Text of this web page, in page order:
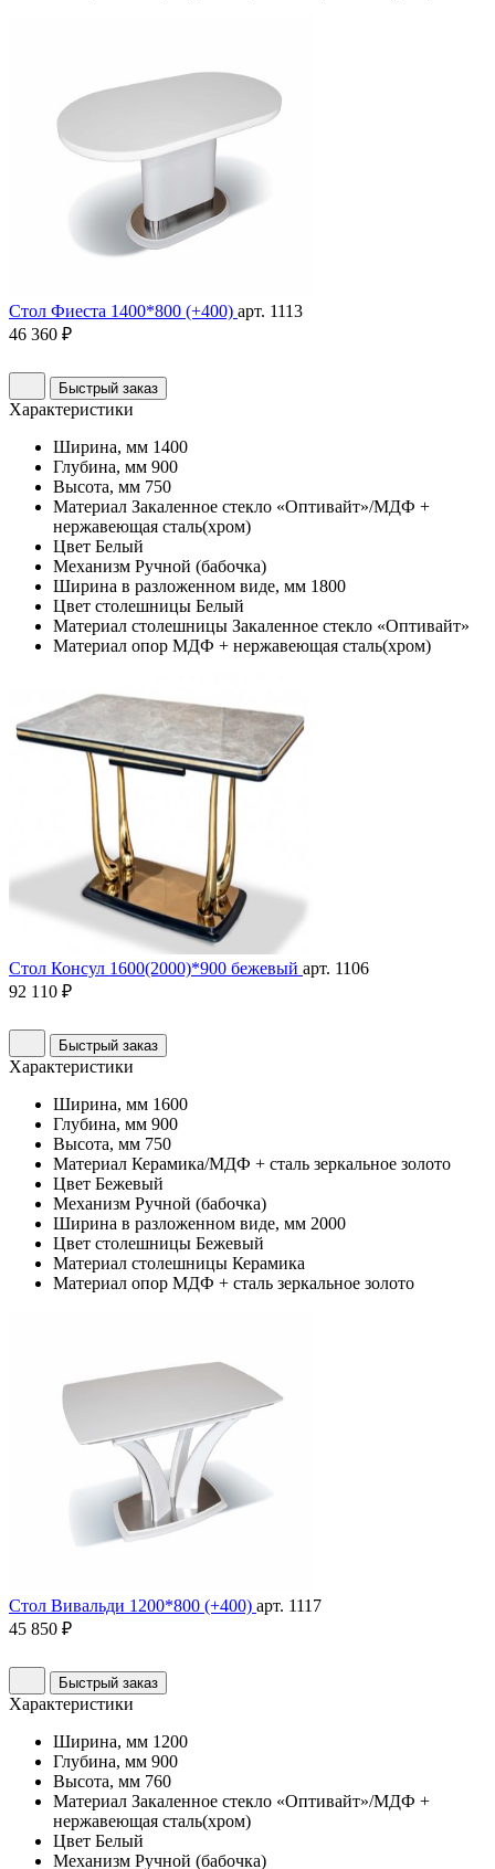
Стол Фиеста 1400*800 (+400) арт. 1113
46 360 ₽
Быстрый заказ
Характеристики
Ширина, мм 1400
Глубина, мм 900
Высота, мм 750
Материал Закаленное стекло «Оптивайт»/МДФ +
нержавеющая сталь(хром)
Цвет Белый
Механизм Ручной (бабочка)
Ширина в разложенном виде, мм 1800
Цвет столешницы Белый
Материал столешницы Закаленное стекло «Оптивайт»
Материал опор МДФ + нержавеющая сталь(хром)
Стол Консул 1600(2000)*900 бежевый арт. 1106
92 110 ₽
Быстрый заказ
Характеристики
Ширина, мм 1600
Глубина, мм 900
Высота, мм 750
Материал Керамика/МДФ + сталь зеркальное золото
Цвет Бежевый
Механизм Ручной (бабочка)
Ширина в разложенном виде, мм 2000
Цвет столешницы Бежевый
Материал столешницы Керамика
Материал опор МДФ + сталь зеркальное золото
Стол Вивальди 1200*800 (+400) арт. 1117
45 850 ₽
Быстрый заказ
Характеристики
Ширина, мм 1200
Глубина, мм 900
Высота, мм 760
Материал Закаленное стекло «Оптивайт»/МДФ +
нержавеющая сталь(хром)
Цвет Белый
Механизм Ручной (бабочка)